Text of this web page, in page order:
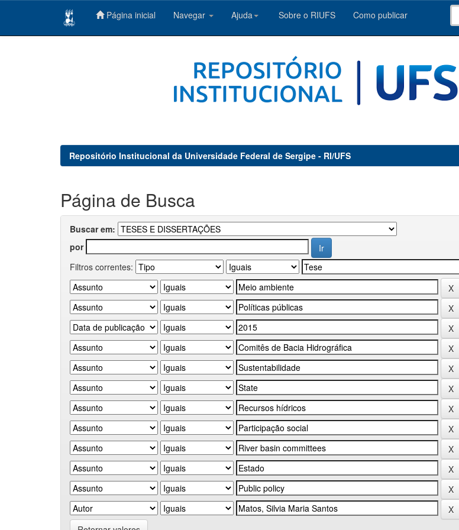
Página inicial Navegar Ajuda Sobre o RIUFS Como publicar
Repositório Institucional da Universidade Federal de Sergipe - RI/UFS
Página de Busca
Buscar em:
por
Filtros correntes: